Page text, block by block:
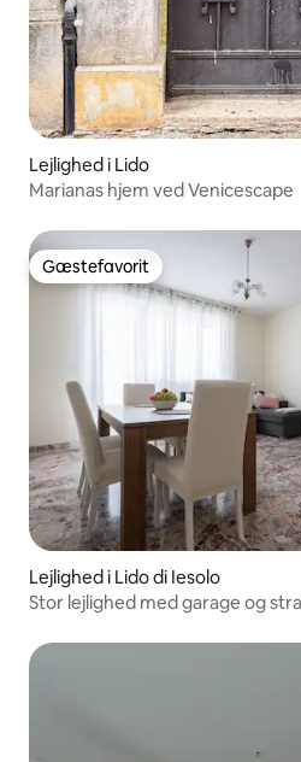
Lejlighed i Lido
Marianas hjem ved Venicescape
Gæstefavorit
Gæstefavorit
Lejlighed i Lido di Iesolo
Stor lejlighed med garage og